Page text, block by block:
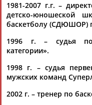
Сергей Филиппов:
...ов игры записывает
окончании времени
Сергей
Филиппов ...
Информационное
06.04.2026
Принцип Парето в
официальных лиц
...трока в новом тексте
судей.Сергей
1981-2007 г.г. –
детско-юношеской
баскетболу (СДЮШОР)
1996 г. – судья по
категории».
1998 г. – судья
мужских команд
2002 г. – тренер по